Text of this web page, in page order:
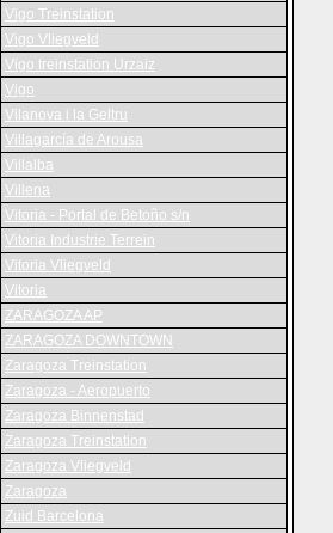
Vigo Treinstation
Vigo Vliegveld
Vigo treinstation Urzaiz
Vigo
Vilanova i la Geltru
Villagarcía de Arousa
Villalba
Villena
Vitoria - Portal de Betoño s/n
Vitoria Industrie Terrein
Vitoria Vliegveld
Vitoria
ZARAGOZA AP
ZARAGOZA DOWNTOWN
Zaragoza Treinstation
Zaragoza - Aeropuerto
Zaragoza Binnenstad
Zaragoza Treinstation
Zaragoza Vliegveld
Zaragoza
Zuid Barcelona